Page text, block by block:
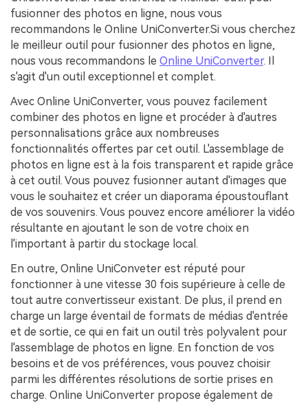
fusionner des photos en ligne, nous vous
recommandons le Online UniConverter.Si vous cherchez
le meilleur outil pour fusionner des photos en ligne,
nous vous recommandons le Online UniConverter. Il
s'agit d'un outil exceptionnel et complet.
Avec Online UniConverter, vous pouvez facilement
combiner des photos en ligne et procéder à d'autres
personnalisations grâce aux nombreuses
fonctionnalités offertes par cet outil. L'assemblage de
photos en ligne est à la fois transparent et rapide grâce
à cet outil. Vous pouvez fusionner autant d'images que
vous le souhaitez et créer un diaporama époustouflant
de vos souvenirs. Vous pouvez encore améliorer la vidéo
résultante en ajoutant le son de votre choix en
l'important à partir du stockage local.
En outre, Online UniConveter est réputé pour
fonctionner à une vitesse 30 fois supérieure à celle de
tout autre convertisseur existant. De plus, il prend en
charge un large éventail de formats de médias d'entrée
et de sortie, ce qui en fait un outil très polyvalent pour
l'assemblage de photos en ligne. En fonction de vos
besoins et de vos préférences, vous pouvez choisir
parmi les différentes résolutions de sortie prises en
charge. Online UniConverter propose également de